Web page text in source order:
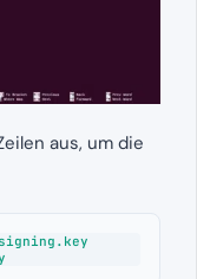
aus, um die